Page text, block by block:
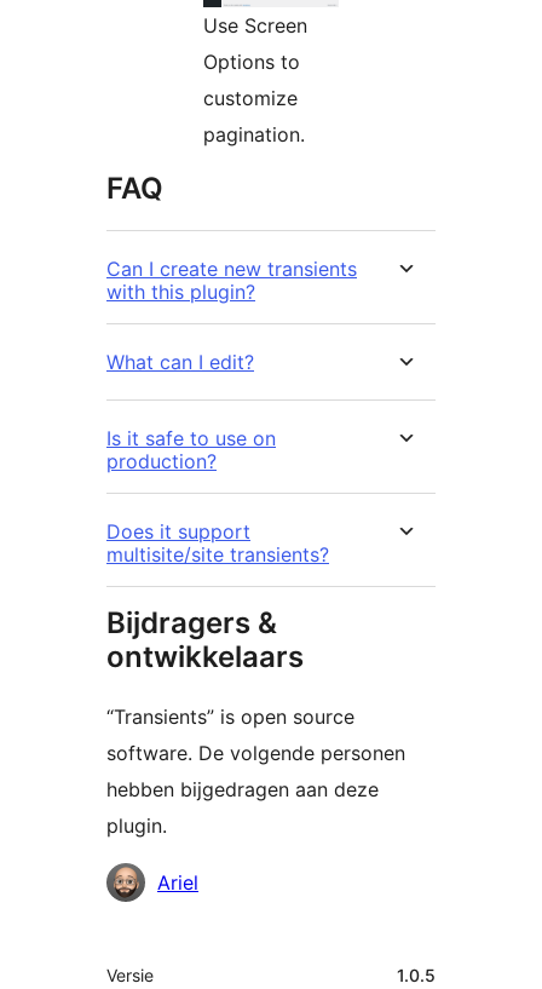
Use Screen
Options to
customize
pagination.
FAQ
Can I create new transients
with this plugin?
What can I edit?
Is it safe to use on
production?
Does it support
multisite/site transients?
Bijdragers &
ontwikkelaars
“Transients” is open source
software. De volgende personen
hebben bijgedragen aan deze
plugin.
Bijdragers
Ariel
Meta
Versie 1.0.5